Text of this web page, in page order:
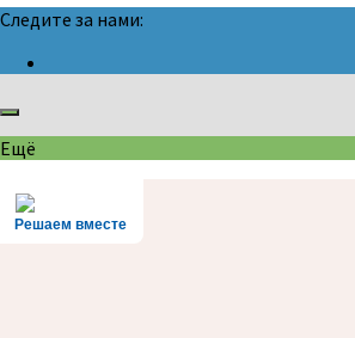
Следите за нами:
Ещё
Решаем вместе